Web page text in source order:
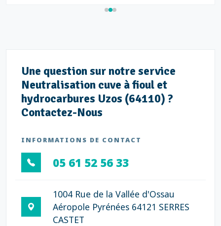
Une question sur notre service
Neutralisation cuve à fioul et
hydrocarbures Uzos (64110) ?
Contactez-Nous
INFORMATIONS DE CONTACT
05 61 52 56 33
1004 Rue de la Vallée d'Ossau
Aéropole Pyrénées 64121 SERRES
CASTET